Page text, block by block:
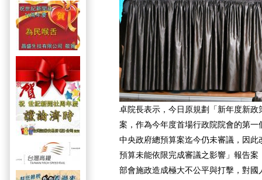
卓院長表示，今日原規劃「新年度新
案，作為今年度首場行政院院會的第一
中央政府總預算案迄今仍未審議，因此
預算未能依限完成審議之影響」報告
部會施政造成極大不公平與打擊，對